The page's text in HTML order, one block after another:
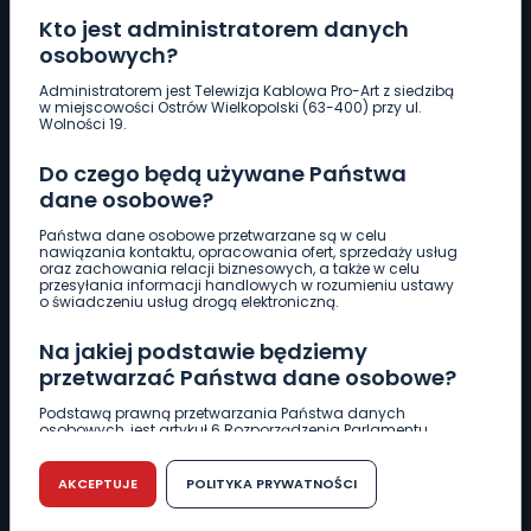
Kto jest administratorem danych
osobowych?
Administratorem jest Telewizja Kablowa Pro-Art z siedzibą
w miejscowości Ostrów Wielkopolski (63-400) przy ul.
Wolności 19.
Do czego będą używane Państwa
dane osobowe?
Państwa dane osobowe przetwarzane są w celu
nawiązania kontaktu, opracowania ofert, sprzedaży usług
oraz zachowania relacji biznesowych, a także w celu
przesyłania informacji handlowych w rozumieniu ustawy
o świadczeniu usług drogą elektroniczną.
Na jakiej podstawie będziemy
przetwarzać Państwa dane osobowe?
Podstawą prawną przetwarzania Państwa danych
osobowych, jest artykuł 6 Rozporządzenia Parlamentu
r. w sprawie ochrony osób fizycznych w związku z
przetwarzaniem danych osobowych w sprawie
swobodnego przepływu takich danych oraz uchylenia
dyrektywy 95/46/WE (RODO).
AKCEPTUJE POLITYKA PRYWATNOŚCI
Pobierz logotyp
661 997 997
REDAKCJA
62 735 22 22redakcja@wlkp24.info
DZIAŁ REKLAMY
62 735 01 85 reklama@wlkp24.info
WIADOMOŚCI
CIEKAWOSTKI